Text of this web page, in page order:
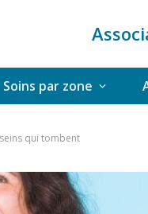
Soins par zone
qui tombent